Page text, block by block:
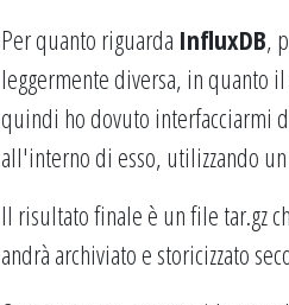
Per quanto riguarda InfluxDB,
leggermente diversa, in quanto
quindi ho dovuto interfacciarmi
all'interno di esso, utilizzando
Il risultato finale è un file tar.gz
andrà archiviato e storicizzato